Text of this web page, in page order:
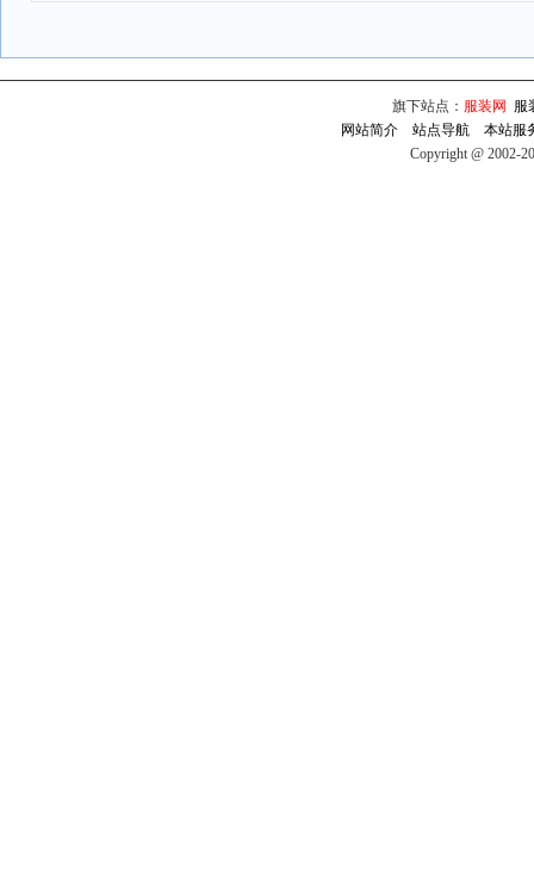
旗下站点： 服装网
服
网站简介
站点导航
本站服
Copyright @ 2002-